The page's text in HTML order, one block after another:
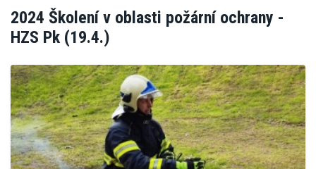
2024 Školení v oblasti požární ochrany -
HZS Pk (19.4.)